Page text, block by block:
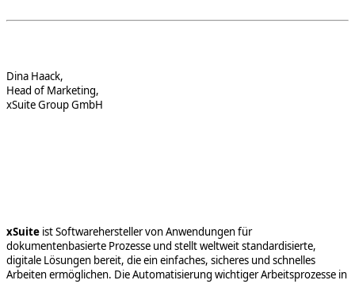
Dina Haack,
Head of Marketing,
xSuite Group GmbH
xSuite ist Softwarehersteller von Anwendungen für
dokumentenbasierte Prozesse und stellt weltweit standardisierte,
digitale Lösungen bereit, die ein einfaches, sicheres und schnelles
Arbeiten ermöglichen. Die Automatisierung wichtiger Arbeitsprozesse in